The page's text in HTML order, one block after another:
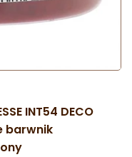
INT54 DECO
barwnik